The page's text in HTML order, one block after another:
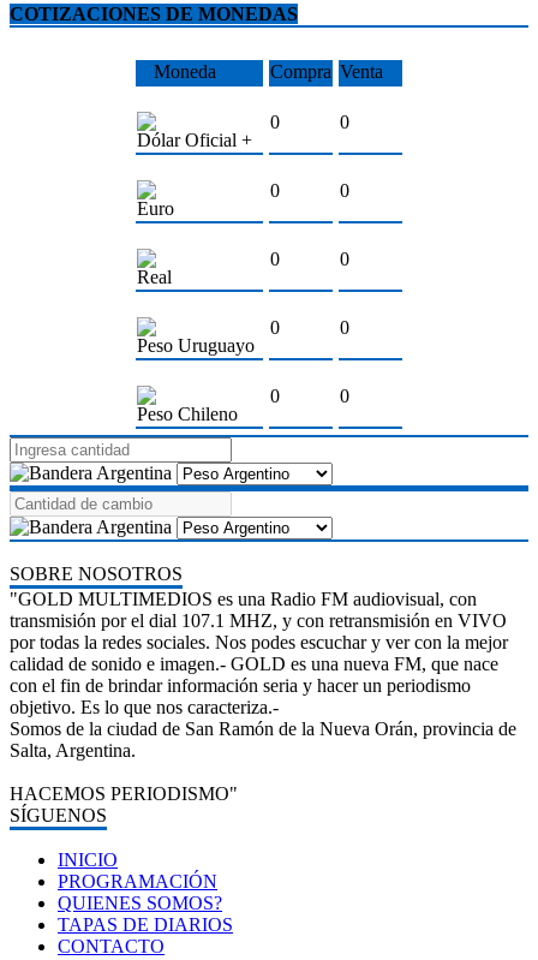
COTIZACIONES DE MONEDAS
Moneda Compra Venta
Dólar Oficial +
0 0
Euro
0 0
Real
0 0
Peso Uruguayo
0 0
Peso Chileno
0 0
SOBRE NOSOTROS
"GOLD MULTIMEDIOS es una Radio FM audiovisual, con
transmisión por el dial 107.1 MHZ, y con retransmisión en VIVO
por todas la redes sociales. Nos podes escuchar y ver con la mejor
calidad de sonido e imagen.- GOLD es una nueva FM, que nace
con el fin de brindar información seria y hacer un periodismo
objetivo. Es lo que nos caracteriza.-
Somos de la ciudad de San Ramón de la Nueva Orán, provincia de
Salta, Argentina.
HACEMOS PERIODISMO"
SÍGUENOS
INICIO
PROGRAMACIÓN
QUIENES SOMOS?
TAPAS DE DIARIOS
CONTACTO